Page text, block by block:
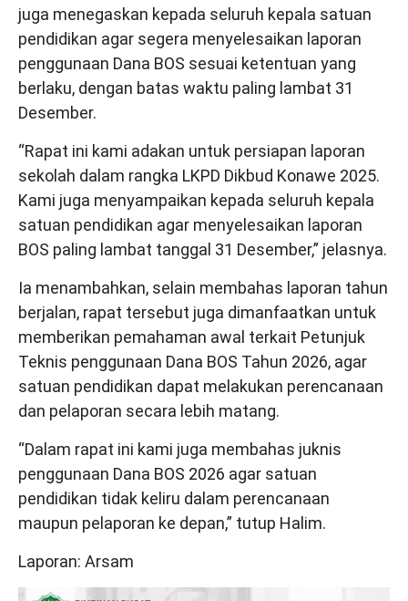
juga menegaskan kepada seluruh kepala satuan
pendidikan agar segera menyelesaikan laporan
penggunaan Dana BOS sesuai ketentuan yang
berlaku, dengan batas waktu paling lambat 31
Desember.
“Rapat ini kami adakan untuk persiapan laporan
sekolah dalam rangka LKPD Dikbud Konawe 2025.
Kami juga menyampaikan kepada seluruh kepala
satuan pendidikan agar menyelesaikan laporan
BOS paling lambat tanggal 31 Desember,” jelasnya.
Ia menambahkan, selain membahas laporan tahun
berjalan, rapat tersebut juga dimanfaatkan untuk
memberikan pemahaman awal terkait Petunjuk
Teknis penggunaan Dana BOS Tahun 2026, agar
satuan pendidikan dapat melakukan perencanaan
dan pelaporan secara lebih matang.
“Dalam rapat ini kami juga membahas juknis
penggunaan Dana BOS 2026 agar satuan
pendidikan tidak keliru dalam perencanaan
maupun pelaporan ke depan,” tutup Halim.
Laporan: Arsam